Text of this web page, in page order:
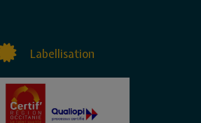
Labellisation